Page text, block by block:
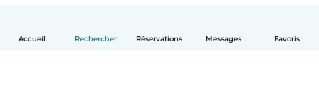
Accueil Rechercher Réservations Messages Favoris